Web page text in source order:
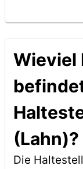
Wieviel
(Lahn)?
Die